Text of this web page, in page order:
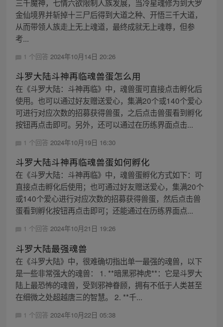
三千魔神，七情六欲限制人族发展，当冷星魂修为到大罗
金仙境界并斩掉十三尸后得到大道之种、开悟三千大道，
从而带领人族走上无上魂道，最终成就无上魂尊，但参
考...
1 个回答 2024年10月14日 20:26
斗罗大陆斗神再临魂兽蛋怎么用
在《斗罗大陆：斗神再临》中，魂兽蛋可直接点击孵化后
使用。也可以通过好友赠送爱心，集满20个或140个爱心
可进行对应次数的招募获得兽蛋，之后点击兽蛋看到孵化
按钮再点击即可。另外，还可以通过在历练界面点击...
1 个回答 2024年10月19日 16:30
斗罗大陆斗神再临魂兽蛋如何孵化
在《斗罗大陆：斗神再临》中，魂兽蛋孵化方式如下：可
直接点击孵化后使用；也可通过好友赠送爱心，集满20个
或140个爱心进行对应次数的招募获得兽蛋，然后点击兽
蛋看到孵化按钮再点击即可；还能通过在历练界面点...
1 个回答 2024年10月21日 19:26
斗罗大陆最强魂兽
在《斗罗大陆》中，很难确切指出单一最强的魂兽，以下
是一些非常强大的魂兽： 1. **暗黑邪神虎**：它是斗罗大
陆上最恐怖的魂兽，受到邪神眷顾，拥有不低于人类甚至
在细微之处超越唐三的智慧。 2. **千...
1 个回答 2024年10月22日 05:38